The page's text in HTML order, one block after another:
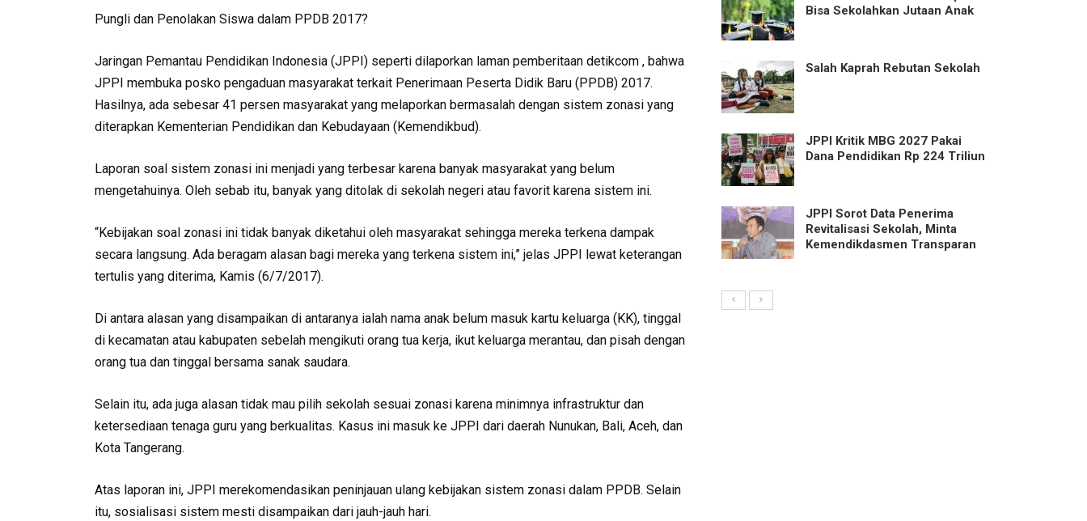
Pungli dan Penolakan Siswa dalam PPDB 2017?
Jaringan Pemantau Pendidikan Indonesia (JPPI) seperti dilaporkan laman pemberitaan detikcom , bahwa
JPPI membuka posko pengaduan masyarakat terkait Penerimaan Peserta Didik Baru (PPDB) 2017.
Hasilnya, ada sebesar 41 persen masyarakat yang melaporkan bermasalah dengan sistem zonasi yang
diterapkan Kementerian Pendidikan dan Kebudayaan (Kemendikbud).
Laporan soal sistem zonasi ini menjadi yang terbesar karena banyak masyarakat yang belum
mengetahuinya. Oleh sebab itu, banyak yang ditolak di sekolah negeri atau favorit karena sistem ini.
“Kebijakan soal zonasi ini tidak banyak diketahui oleh masyarakat sehingga mereka terkena dampak
secara langsung. Ada beragam alasan bagi mereka yang terkena sistem ini,” jelas JPPI lewat keterangan
tertulis yang diterima, Kamis (6/7/2017).
Di antara alasan yang disampaikan di antaranya ialah nama anak belum masuk kartu keluarga (KK), tinggal
di kecamatan atau kabupaten sebelah mengikuti orang tua kerja, ikut keluarga merantau, dan pisah dengan
orang tua dan tinggal bersama sanak saudara.
Selain itu, ada juga alasan tidak mau pilih sekolah sesuai zonasi karena minimnya infrastruktur dan
ketersediaan tenaga guru yang berkualitas. Kasus ini masuk ke JPPI dari daerah Nunukan, Bali, Aceh, dan
Kota Tangerang.
Atas laporan ini, JPPI merekomendasikan peninjauan ulang kebijakan sistem zonasi dalam PPDB. Selain
itu, sosialisasi sistem mesti disampaikan dari jauh-jauh hari.
Bisa Sekolahkan Jutaan Anak
Salah Kaprah Rebutan Sekolah
JPPI Kritik MBG 2027 Pakai
Dana Pendidikan Rp 224 Triliun
JPPI Sorot Data Penerima
Revitalisasi Sekolah, Minta
Kemendikdasmen Transparan